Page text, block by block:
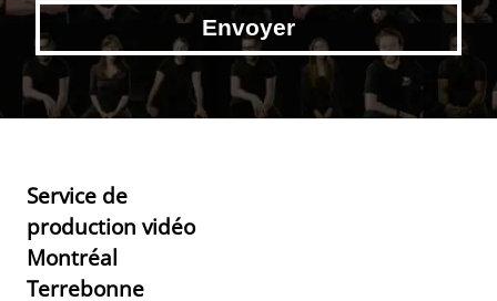
Service de
production vidéo
Montréal
Terrebonne